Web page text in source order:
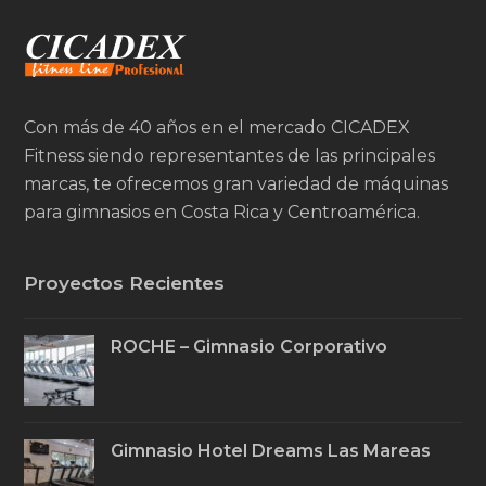
Con más de 40 años en el mercado CICADEX
Fitness siendo representantes de las principales
marcas, te ofrecemos gran variedad de máquinas
para gimnasios en Costa Rica y Centroamérica.
Proyectos Recientes
ROCHE – Gimnasio Corporativo
Gimnasio Hotel Dreams Las Mareas